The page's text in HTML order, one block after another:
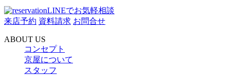
LINEでお気軽相談
来店予約 資料請求 お問合せ
ABOUT US
コンセプト
京屋について
スタッフ